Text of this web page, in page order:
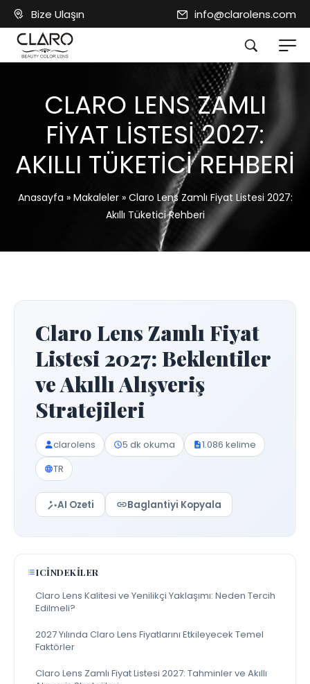
Bize Ulaşın info@clarolens.com
CLARO LENS ZAMLI
FIYAT LISTESI 2027:
AKILLI TÜKETICI REHBERI
Anasayfa » Makaleler» Claro Lens Zamlı Fiyat Listesi 2027:
Akıllı Tüketici Rehberi
Claro Lens Zamlı Fiyat
Listesi 2027: Beklentiler
ve Akıllı Alışveriş
Stratejileri
clarolens 5 dk okuma
1.086 kelime
TR
AI Ozeti Baglantiyi Kopyala
ICINDEKILER
Claro Lens Kalitesi ve Yenilikçi Yaklaşımı: Neden Tercih
Edilmeli?
2027 Yılında Claro Lens Fiyatlarını Etkileyecek Temel
Faktörler
Claro Lens Zamlı Fiyat Listesi 2027: Tahminler ve Akıllı